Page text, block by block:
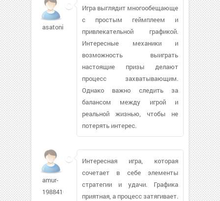
asatonin
Игра выглядит многообещающе
с простым геймплеем и
привлекательной графикой.
Интересные механики и
возможность выиграть
настоящие призы делают
процесс захватывающим.
Однако важно следить за
балансом между игрой и
реальной жизнью, чтобы не
потерять интерес.
amur-
1988410
Интересная игра, которая
сочетает в себе элементы
стратегии и удачи. Графика
приятная, а процесс затягивает.